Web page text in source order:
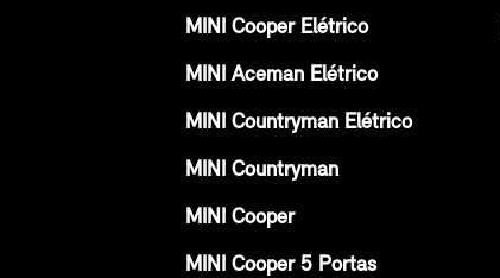
MINI Cooper Elétrico
MINI Aceman Elétrico
MINI Countryman Elétrico
MINI Countryman
MINI Cooper
MINI Cooper 5 Portas